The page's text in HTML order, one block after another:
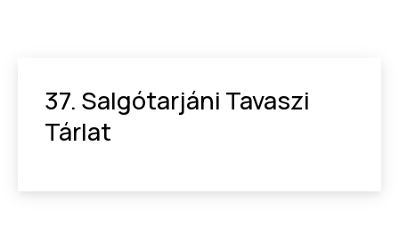
37. Salgótarjáni Tavaszi
Tárlat